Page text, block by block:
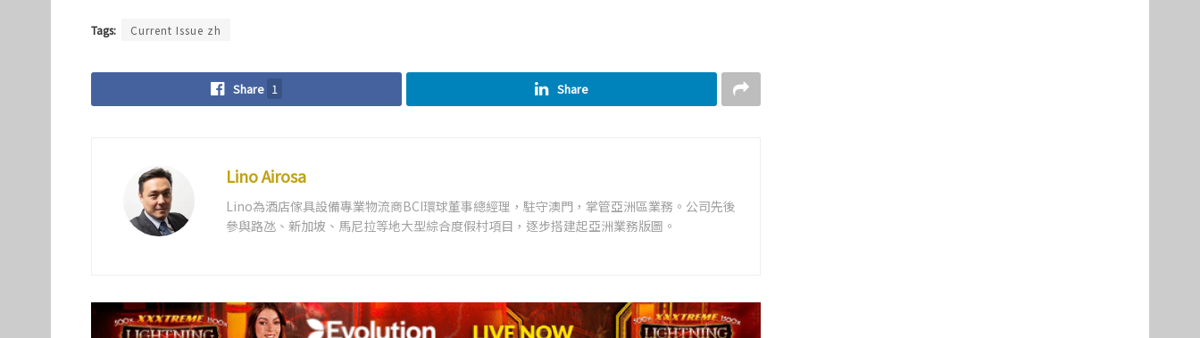
Tags: Current Issue zh
Share 1 Share
Lino Airosa
Lino為酒店傢具設備專業物流商BCI環球董事總經理，駐守澳門，掌管亞洲區業務。公司先後
參與路氹、新加坡、馬尼拉等地大型綜合度假村項目，逐步搭建起亞洲業務版圖。